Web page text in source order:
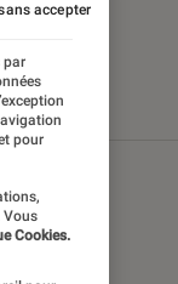
par
pour
Vous
Cookies.
accepter